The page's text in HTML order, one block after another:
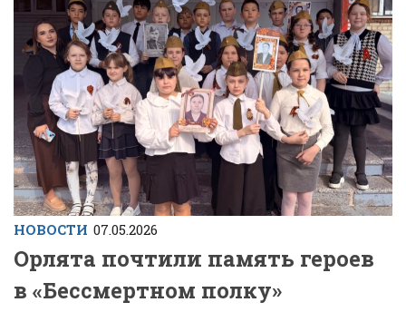
НОВОСТИ 07.05.2026
Орлята почтили память героев
в «Бессмертном полку»